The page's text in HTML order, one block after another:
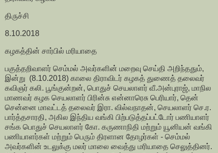
திருச்சி
8.10.2018
கழகத்தின் சார்பில் மரியாதை
பகுத்தறிவாளர் செம்மல் அவர்களின் மறைவு செய்தி அறிந்ததும்,
இன்று (8.10.2018) காலை திராவிடர் கழகத் துணைத் தலைவர்
கவிஞர் கலி. பூங்குன்றன், பொதுச் செயலாளர் வீ.அன்புராஜ், மாநில
மாணவர் கழக செயலாளர் பிரின்சு என்னாரெசு பெரியார், தென்
சென்னை மாவட்டத் தலைவர் இரா. வில்வநாதன், செயலாளர் செ.ர.
பார்த்தசாரதி, அகில இந்திய வங்கி பிற்படுத்தப்பட்டோர் பணியாளர்
சங்க பொதுச் செயலாளர் கோ. கருணாநிதி மற்றும் யூனியன் வங்கி
பணியாளர்கள் மற்றும் பெரும் திரளான தோழர்கள் - செம்மல்
அவர்களின் உடலுக்கு மலர் மாலை வைத்து மரியாதை செலுத்தினர்.